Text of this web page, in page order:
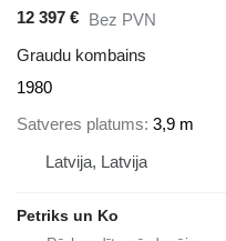
12 397 € Bez PVN
Graudu kombains
1980
Satveres platums 3,9 m
Latvija, Latvija
Petriks un Ko